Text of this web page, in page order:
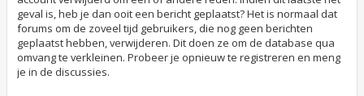
geval is, heb je dan ooit een bericht geplaatst? Het is normaal dat
forums om de zoveel tijd gebruikers, die nog geen berichten
geplaatst hebben, verwijderen. Dit doen ze om de database qua
omvang te verkleinen. Probeer je opnieuw te registreren en meng
je in de discussies.